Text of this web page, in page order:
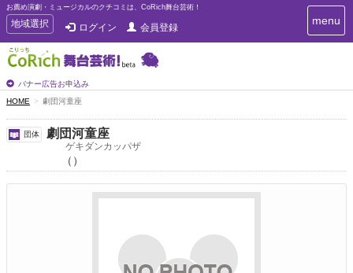
お薦め演劇・ミュージカルのクチコミは、CoRich舞台芸術！
T
o
g
g
e
n
a
v
i
a
t
地域選択 ログイン 会員登録
バナー広告お申込み
T
o
menu
HOME 劇団河童座
団体 劇団河童座
ゲキダンカッパザ
（）